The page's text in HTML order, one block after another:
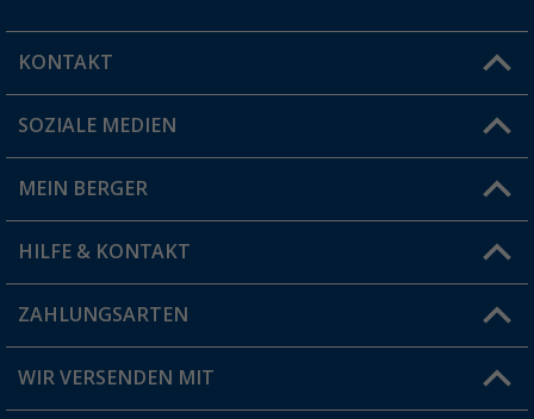
KONTAKT
Du hast eine Frage?
Filiale finden
SOZIALE MEDIEN
MEIN BERGER
Vorteilskarte
Blog
Jobs & Karriere
HILFE & KONTAKT
FAQ & Kontakt
Versandinformationen
ZAHLUNGSARTEN
WIR VERSENDEN MIT